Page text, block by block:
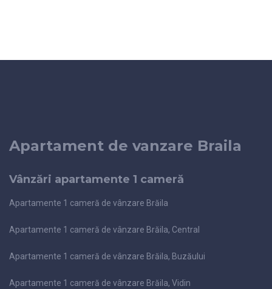
Apartament de vanzare Braila
Vânzări apartamente 1 cameră
Apartamente 1 cameră de vânzare Brăila
Apartamente 1 cameră de vânzare Brăila, Central
Apartamente 1 cameră de vânzare Brăila, Buzăului
Apartamente 1 cameră de vânzare Brăila, Vidin